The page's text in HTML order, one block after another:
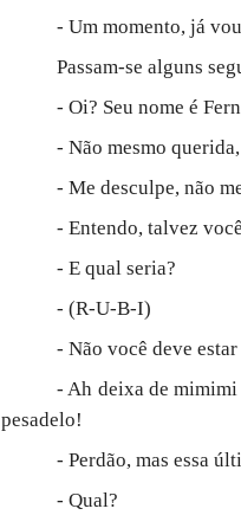
- Um momento, já
Passam-se alguns
- Oi? Seu nome é
- Não mesmo
- Me desculpe, não
- Entendo, talvez
- E qual seria?
- (R-U-B-I)
- Não você deve
- Ah deixa de mimimi
pesadelo!
- Perdão, mas essa
- Qual?